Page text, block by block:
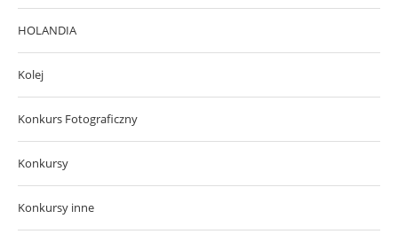
HOLANDIA
Kolej
Konkurs Fotograficzny
Konkursy
Konkursy inne